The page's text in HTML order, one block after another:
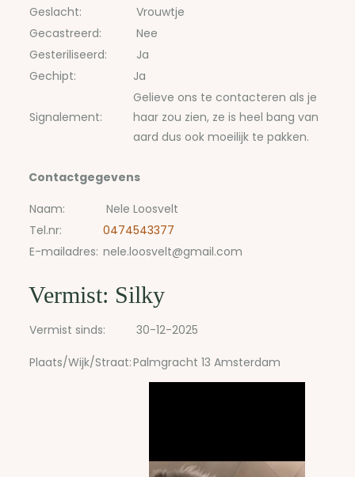
Geslacht:
Vrouwtje
Gecastreerd:
Nee
Gesteriliseerd:
Ja
Gechipt:
Ja
Signalement:
Gelieve ons te contacteren als je
haar zou zien, ze is heel bang van
aard dus ook moeilijk te pakken.
Contactgegevens
Naam:
Nele Loosvelt
Tel.nr:
0474543377
E-mailadres: nele.loosvelt@gmail.com
Vermist: Silky
Vermist sinds: 30-12-2025
Plaats/Wijk/Straat:Palmgracht 13 Amsterdam